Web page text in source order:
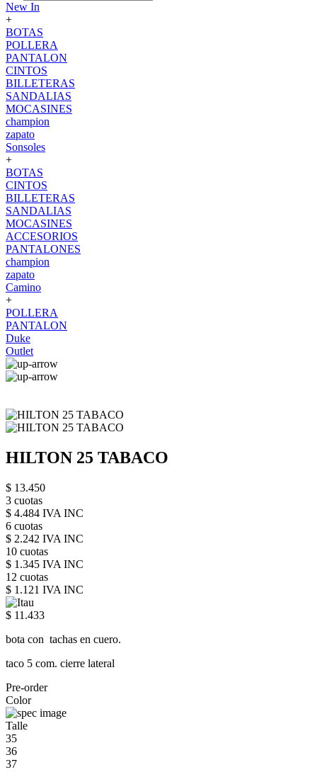
New In
+
BOTAS
POLLERA
PANTALON
CINTOS
BILLETERAS
SANDALIAS
MOCASINES
champion
zapato
Sonsoles
+
BOTAS
CINTOS
BILLETERAS
SANDALIAS
MOCASINES
ACCESORIOS
PANTALONES
champion
zapato
Camino
+
POLLERA
PANTALON
Duke
Outlet
HILTON 25 TABACO
$ 13.450
3 cuotas
$ 4.484 IVA INC
6 cuotas
$ 2.242 IVA INC
10 cuotas
$ 1.345 IVA INC
12 cuotas
$ 1.121 IVA INC
$ 11.433
bota con tachas en cuero.
taco 5 com. cierre lateral
Pre-order
Color
Talle
35
36
37